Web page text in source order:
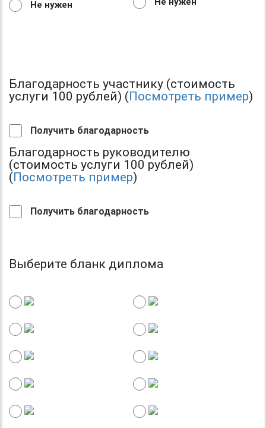
Не нужен
Благодарность участнику (стоимость
услуги 100 рублей) (Посмотреть пример)
Получить благодарность
Благодарность руководителю
(стоимость услуги 100 рублей)
(Посмотреть пример)
Получить благодарность
Выберите бланк диплома